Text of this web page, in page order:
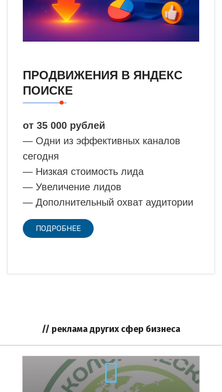
ПРОДВИЖЕНИЯ В ЯНДЕКС
ПОИСКЕ
от 35 000 рублей
— Одни из эффективных каналов
сегодня
— Низкая стоимость лида
— Увеличение лидов
— Дополнительный охват аудитории
ПОДРОБНЕЕ
// реклама других сфер бизнеса